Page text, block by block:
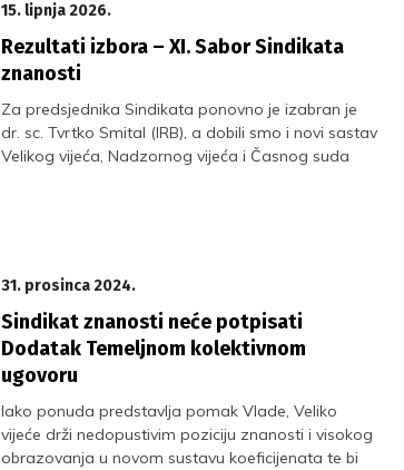
15. lipnja 2026.
Rezultati izbora – XI. Sabor Sindikata
znanosti
Za predsjednika Sindikata ponovno je izabran je
dr. sc. Tvrtko Smital (IRB), a dobili smo i novi sastav
Velikog vijeća, Nadzornog vijeća i Časnog suda
31. prosinca 2024.
Sindikat znanosti neće potpisati
Dodatak Temeljnom kolektivnom
ugovoru
Iako ponuda predstavlja pomak Vlade, Veliko
vijeće drži nedopustivim poziciju znanosti i visokog
obrazovanja u novom sustavu koeficijenata te bi